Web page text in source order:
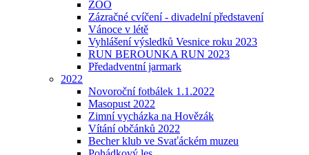
ZOO
Zázračné cvíčení - divadelní představení
Vánoce v létě
Vyhlášení výsledků Vesnice roku 2023
RUN BEROUNKA RUN 2023
Předadventní jarmark
2022
Novoroční fotbálek 1.1.2022
Masopust 2022
Zimní vycházka na Hovězák
Vítání občánků 2022
Becher klub ve Svaťáckém muzeu